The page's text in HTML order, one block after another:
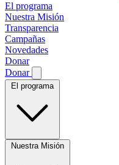
El programa
Nuestra Misión
Transparencia
Campañas
Novedades
Donar
Donar
El programa
Nuestra Misión